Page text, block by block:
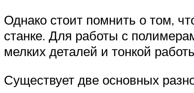
Однако стоит помнить о том,
станке. Для работы с
мелких деталей и тонкой
Существует две основных